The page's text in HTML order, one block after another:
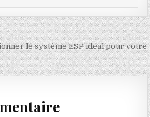
le système ESP idéal pour votre